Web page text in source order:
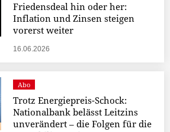
Friedensdeal hin oder her:
Inflation und Zinsen steigen
vorerst weiter
16.06.2026
Abo
Trotz Energiepreis-Schock:
Nationalbank belässt Leitzins
unverändert – die Folgen für die